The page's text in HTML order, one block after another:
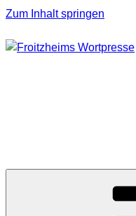
Zum Inhalt springen